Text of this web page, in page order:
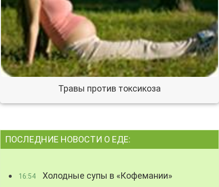
Травы против токсикоза
ПОСЛЕДНИЕ НОВОСТИ О ЕДЕ:
16:54 Холодные супы в «Кофемании»